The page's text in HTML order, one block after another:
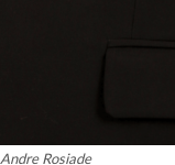
Andre Rosiade